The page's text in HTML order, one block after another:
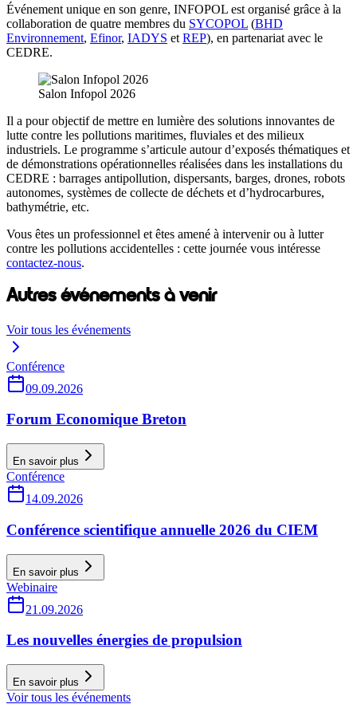
Événement unique en son genre, INFOPOL est organisé grâce à la
collaboration de quatre membres du SYCOPOL (BHD
Environnement, Efinor, IADYS et REP), en partenariat avec le
CEDRE.
Salon Infopol 2026
Il a pour objectif de mettre en lumière des solutions innovantes de
lutte contre les pollutions maritimes, fluviales et des milieux
industriels. Le programme s’articule autour d’exposés thématiques et
de démonstrations opérationnelles réalisées dans les installations du
CEDRE : barrages antipollution, dispersants, barges, drones, robots
autonomes, systèmes de collecte de déchets et d’hydrocarbures,
bathymétrie, etc.
Vous êtes un professionnel et êtes amené à intervenir ou à lutter
contre les pollutions accidentelles : cette journée vous intéresse
contactez-nous.
Autres événements à venir
Voir tous les événements
Conférence
09.09.2026
Forum Economique Breton
En savoir plus
Conférence
14.09.2026
Conférence scientifique annuelle 2026 du CIEM
En savoir plus
Webinaire
21.09.2026
Les nouvelles énergies de propulsion
En savoir plus
Voir tous les événements